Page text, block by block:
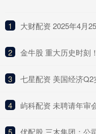
1 大财配资 2025年4月
2 金牛股 重大历史时刻！香
3 七星配资 美国经济Q2
4 屿科配资 未聘请年审会
5 优配股 三木集团：公司外贸业